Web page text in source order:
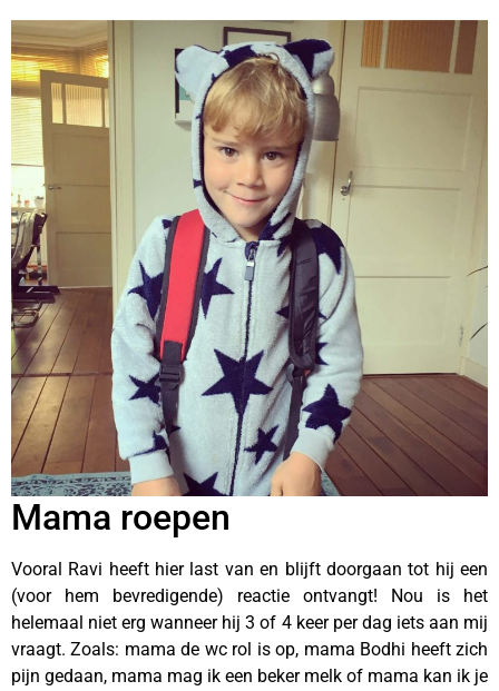
Mama roepen
Vooral Ravi heeft hier last van en blijft doorgaan tot hij een
(voor hem bevredigende) reactie ontvangt! Nou is het
helemaal niet erg wanneer hij 3 of 4 keer per dag iets aan mij
vraagt. Zoals: mama de wc rol is op, mama Bodhi heeft zich
pijn gedaan, mama mag ik een beker melk of mama kan ik je